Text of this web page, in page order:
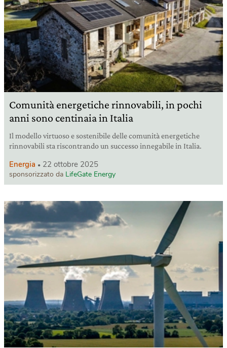
Comunità energetiche rinnovabili, in pochi
anni sono centinaia in Italia
Il modello virtuoso e sostenibile delle comunità energetiche
rinnovabili sta riscontrando un successo innegabile in Italia.
Energia 22 ottobre 2025
sponsorizzato da LifeGate Energy